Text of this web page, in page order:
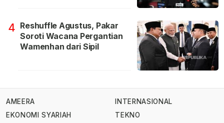
4 Reshuffle Agustus, Pakar
Soroti Wacana Pergantian
Wamenhan dari Sipil
AMEERA
EKONOMI SYARIAH
INTERNASIONAL
TEKNO